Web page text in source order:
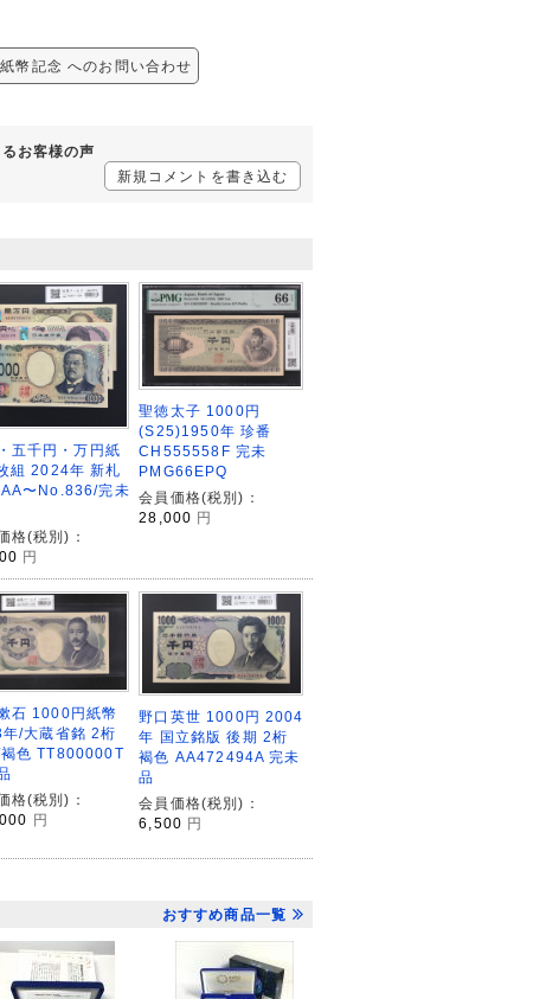
幣記念 へのお問い合わせ
お客様の声
新規コメントを書き込む
五千円・万円紙
組 2024年 新札
〜No.836/完未
格(税別)：
円
聖徳太子 1000円
(S25)1950年 珍番
CH555558F 完未
PMG66EPQ
会員価格(税別)：
28,000 円
石 1000円紙幣
/大蔵省銘 2桁
色 TT800000T
格(税別)：
円
野口英世 1000円 2004
年 国立銘版 後期 2桁
褐色 AA472494A 完未
品
会員価格(税別)：
6,500 円
おすすめ商品一覧